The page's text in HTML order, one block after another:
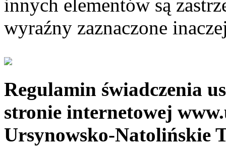
innych elementów są
wyraźny zaznaczone
Regulamin świadczenia
stronie internetowej
Ursynowsko-Natolińskie